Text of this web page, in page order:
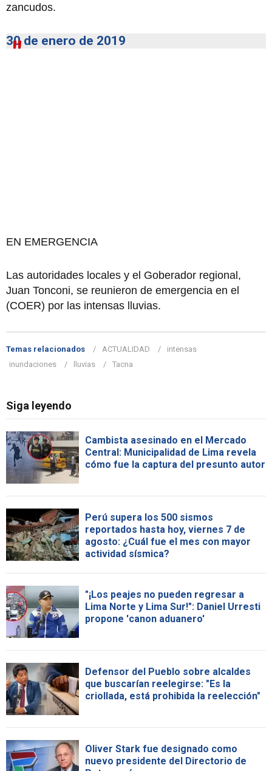
zancudos.
30 de enero de 2019
EN EMERGENCIA
Las autoridades locales y el Goberador regional,
Juan Tonconi, se reunieron de emergencia en el
(COER) por las intensas lluvias.
Temas relacionados ACTUALIDAD
intensas
inundaciones
lluvias Tacna
Siga leyendo
Cambista asesinado en el Mercado
Central: Municipalidad de Lima revela
cómo fue la captura del presunto autor
Perú supera los 500 sismos
reportados hasta hoy, viernes 7 de
agosto: ¿Cuál fue el mes con mayor
actividad sísmica?
"¡Los peajes no pueden regresar a
Lima Norte y Lima Sur!": Daniel Urresti
propone 'canon aduanero'
Defensor del Pueblo sobre alcaldes
que buscarían reelegirse: "Es la
criollada, está prohibida la reelección"
Oliver Stark fue designado como
nuevo presidente del Directorio de